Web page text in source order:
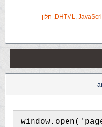
DHTML,
, חלון